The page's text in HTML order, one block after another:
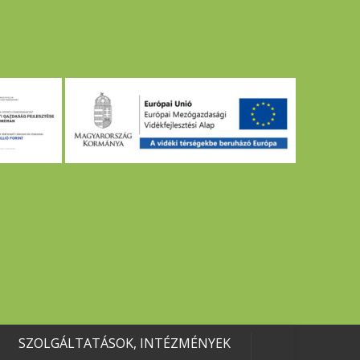
SZOLGÁLTATÁSOK, INTÉZMÉNYEK